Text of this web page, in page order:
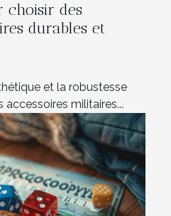
choisir des
durables et
et la robustesse
accessoires militaires...